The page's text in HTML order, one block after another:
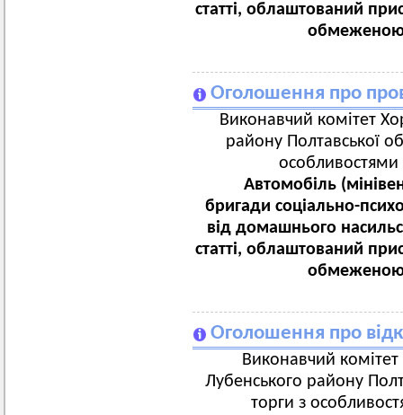
статті, облаштований
обмеженою
Оголошення про
Виконавчий комітет
району Полтавської
особливостями
Автомобіль
бригади соціально-
від домашнього
статті, облаштований
обмеженою
Оголошення про
Виконавчий комітет
Лубенського району
торги з